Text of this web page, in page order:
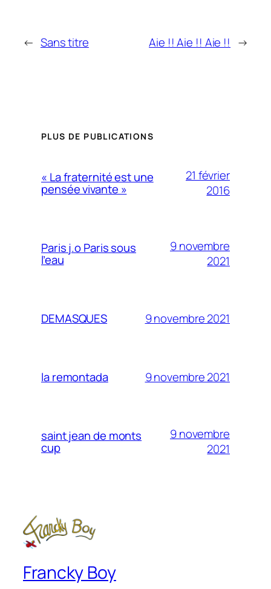
← Sans titre Aie !! Aie !! Aie !! →
PLUS DE PUBLICATIONS
« La fraternité est une
pensée vivante »
21 février
2016
Paris j.o Paris sous
l’eau
9 novembre
2021
DEMASQUES 9 novembre 2021
la remontada 9 novembre 2021
saint jean de monts
cup
9 novembre
2021
Francky Boy